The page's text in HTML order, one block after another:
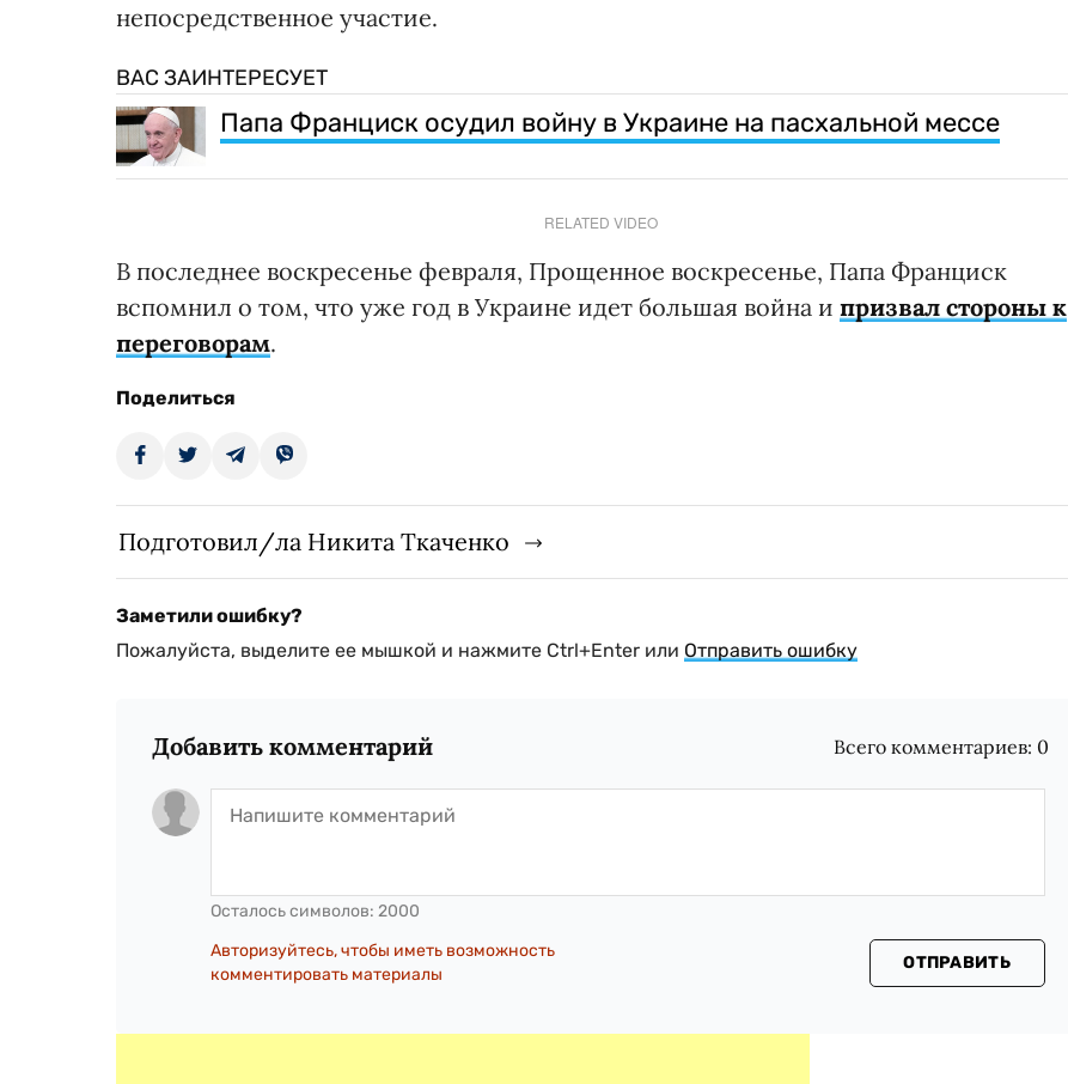
непосредственное участие.
ВАС ЗАИНТЕРЕСУЕТ
Папа Франциск осудил войну в Украине на пасхальной мессе
RELATED VIDEO
В последнее воскресенье февраля, Прощенное воскресенье, Папа Франциск
вспомнил о том, что уже год в Украине идет большая война и призвал стороны к
переговорам.
Поделиться
Подготовил/ла Никита Ткаченко
Заметили ошибку?
Пожалуйста, выделите ее мышкой и нажмите Ctrl+Enter или Отправить ошибку
Добавить комментарий Всего комментариев: 0
Осталось символов: 2000
Авторизуйтесь, чтобы иметь возможность
комментировать материалы
ОТПРАВИТЬ